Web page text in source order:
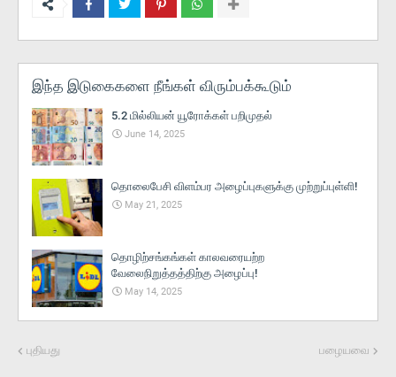
இந்த இடுகைகளை நீங்கள் விரும்பக்கூடும்
5.2 மில்லியன் யூரோக்கள் பறிமுதல்
June 14, 2025
தொலைபேசி விளம்பர அழைப்புகளுக்கு முற்றுப்புள்ளி!
May 21, 2025
தொழிற்சங்கங்கள் காலவரையற்ற
வேலைநிறுத்தத்திற்கு அழைப்பு!
May 14, 2025
புதியது பழையவை